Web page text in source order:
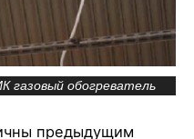
газовый обогреватель
предыдущим